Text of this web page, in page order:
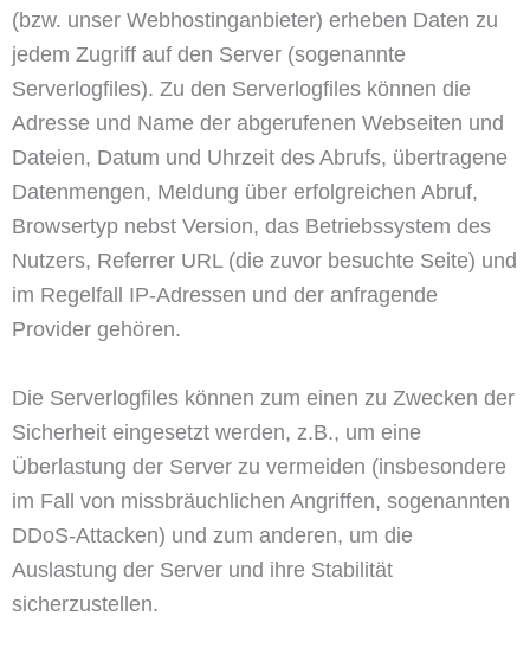
(bzw. unser Webhostinganbieter) erheben Daten zu
jedem Zugriff auf den Server (sogenannte
Serverlogfiles). Zu den Serverlogfiles können die
Adresse und Name der abgerufenen Webseiten und
Dateien, Datum und Uhrzeit des Abrufs, übertragene
Datenmengen, Meldung über erfolgreichen Abruf,
Browsertyp nebst Version, das Betriebssystem des
Nutzers, Referrer URL (die zuvor besuchte Seite) und
im Regelfall IP-Adressen und der anfragende
Provider gehören.
Die Serverlogfiles können zum einen zu Zwecken der
Sicherheit eingesetzt werden, z.B., um eine
Überlastung der Server zu vermeiden (insbesondere
im Fall von missbräuchlichen Angriffen, sogenannten
DDoS-Attacken) und zum anderen, um die
Auslastung der Server und ihre Stabilität
sicherzustellen.